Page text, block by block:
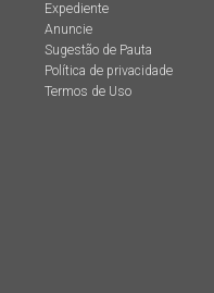
Expediente
Anuncie
Sugestão de Pauta
Política de privacidade
Termos de Uso